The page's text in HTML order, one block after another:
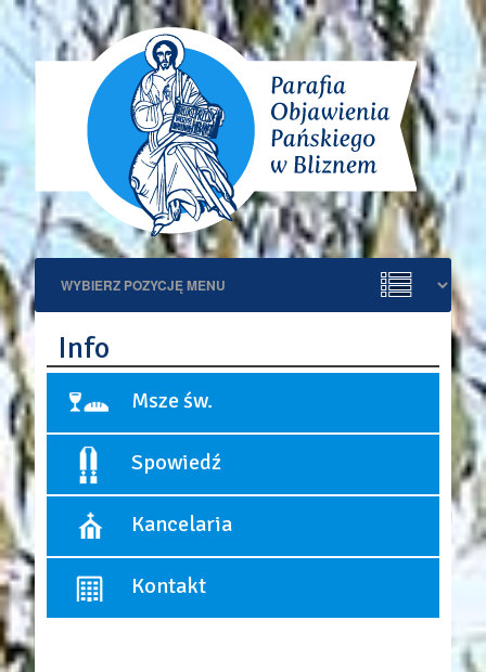
Info
Msze św.
Niedziele i święta:
9:00
10:30 - Msza święta dla dzieci, (wrzesień - czerwiec)
12:00
18:00
Dni powszednie:
8:00
18:00
Spowiedź
Spowiedź odbywa się przed każdą Mszą św.
Pierwszy piątek miesiąca:
Kancelaria
Kancelaria czynna:
poniedziałek, środa, piątek
Kontakt